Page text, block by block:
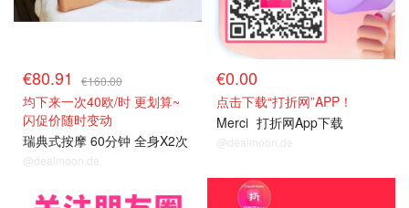
€80.91 €160.00
均下来一次40欧/时 更划算~
闪促价随时变动
瑞典式按摩 60分钟 全身X2次
@dealmoon.de
€0.00
点击下载“打折网”APP！
Merci 打折网App下载
@dealmoon.de
关注我们 关注我们